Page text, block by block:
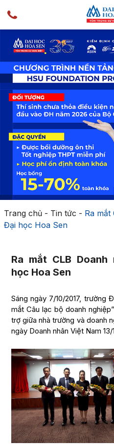
Trang chủ- Tin tức - Ra
Đại học Hoa Sen
Ra mắt CLB
học Hoa Sen
Sáng ngày 7/10/2017, trường
mắt Câu lạc bộ doanh
trợ giữa nhà trường và doanh
ngày Doanh nhân Việt Nam 13/